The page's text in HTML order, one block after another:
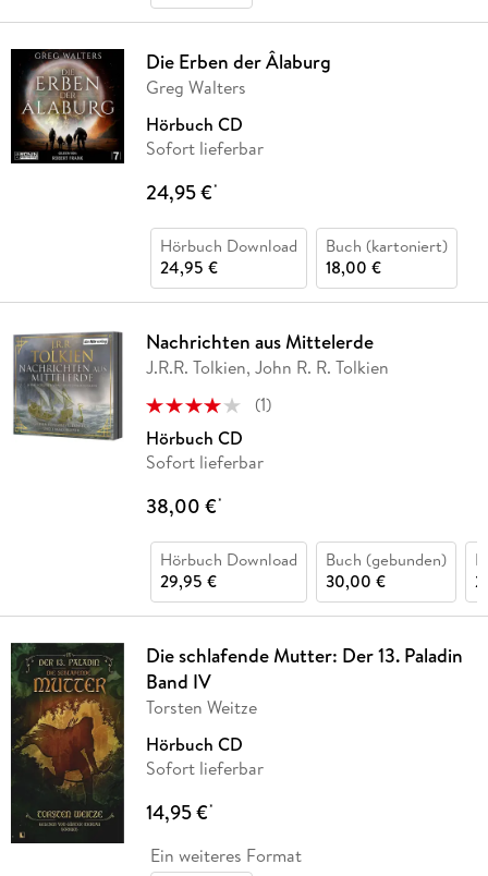
Die Erben der Âlaburg
Greg Walters
Hörbuch CD
Sofort lieferbar
24,95 €*
Hörbuch Download
24,95 €
Buch (kartoniert)
18,00 €
Nachrichten aus Mittelerde
J.R.R. Tolkien, John R. R. Tolkien
(1)
Hörbuch CD
Sofort lieferbar
38,00 €*
Hörbuch Download
29,95 €
Buch (gebunden)
30,00 €
Die schlafende Mutter: Der 13. Paladin
Band IV
Torsten Weitze
Hörbuch CD
Sofort lieferbar
14,95 €*
Ein weiteres Format